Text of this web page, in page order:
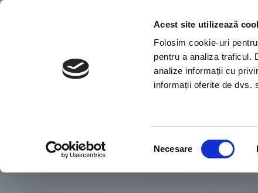
Acest site utilizează
Folosim cookie-uri
pentru a analiza traficul.
analize informații cu
informații oferite de dvs.
consimțământului
Necesare